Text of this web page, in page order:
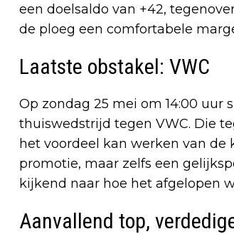
een doelsaldo van +42,
de ploeg een comfortabele
Laatste obstakel: VWC
Op zondag 25 mei om 14:00 uur
thuiswedstrijd tegen VWC. Die
het voordeel kan werken van
promotie, maar zelfs een
kijkend naar hoe het afgelopen
Aanvallend top,